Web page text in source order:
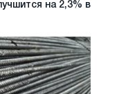
на 2,3% в